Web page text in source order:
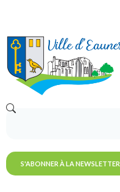
S'ABONNER À LA NEWSLETTER